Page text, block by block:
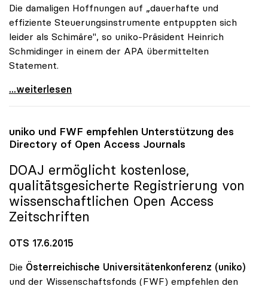
Die damaligen Hoffnungen auf „dauerhafte und
effiziente Steuerungsinstrumente entpuppten sich
leider als Schimäre", so uniko-Präsident Heinrich
Schmidinger in einem der APA übermittelten
Statement.
uniko-Kritik an „Fleckerlteppich\" bei Uni-Zugang
...weiterlesen
uniko und FWF empfehlen Unterstützung des
Directory of Open Access Journals
DOAJ ermöglicht kostenlose,
qualitätsgesicherte Registrierung von
wissenschaftlichen Open Access
Zeitschriften
OTS 17.6.2015
Die Österreichische Universitätenkonferenz (uniko)
und der Wissenschaftsfonds (FWF) empfehlen den